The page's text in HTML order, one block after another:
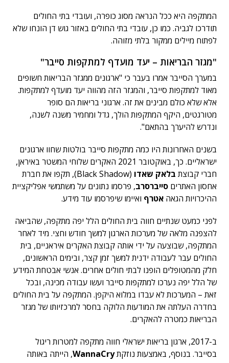
המתקפה היא ככל הנראה מסוג כופרה, ועובדי בתי החולים
תודרכו לגביה. כמו כן, עובדי בתי החולים באזור גוש דן הונחו שלא
לפתוח מיילים ממקור בלתי מזוהה.
"מגזר הבריאות – יעד מועדף למתקפות סייבר"
במערך הסייבר אמרו בעבר כי "ארגונים ממגזר הבריאות חשופים
מאוד למתקפות סייבר, והמגזר הזה מהווה יעד מועדף למתקפות.
אלא שלא כולם מבינים את זה. ארגוני בריאות הם סופר
מטורגטים, היקף המתקפות הולך, גדל ומחמיר משנה לשנה,
ונדרש להיערך בהתאם".
בשנים האחרונות היו כמה מתקפות סייבר בולטות שחוו ארגונים
ישראליים. כך, באוקטובר 2021 האקרים שלוחי המשטר באיראן,
חברי קבוצת בלאק שאדו
(Black Shadow), תקפו את חברת
אחסון האתרים סייברסרב, פרסמו נתונים על משתמשי אפליקציית
ההיכרויות הגאה אטרף ואיימו שיפרסמו עוד מידע.
לפני כמעט שנתיים חווה בית החולים הלל יפה מתקפה, שהביאה
להצפנה מלאה של מערכות הארגון למשך חודש וחצי. מיד לאחר
המתקפה, שבוצעה על ידי אותה קבוצת האקרים איראניים, בית
החולים עבר לעבודה ידנית למשך זמן קצר, ובימים הראשונים,
חלק מהמטופלים הופנו לבתי חולים אחרים. אנשי אבטחת המידע
של הלל יפה נערכו למתקפות סייבר ועשו עבודה מכינה, ובכל
זאת – המערכות לא עבדו במלוא היקפן. המתקפה על בית החולים
בחדרה העלתה את המודעות הלוקה בחסר למרכזיותו של מגזר
הבריאות כמטרה להאקרים.
ב-2017, ארגון בריאות ישראלי חווה מתקפה למטרות ריגול
בסייבר. בנוסף, באמצעות נוזקתWannaCry, הייתה באותה